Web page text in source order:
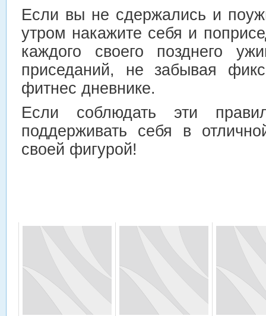
Если вы не сдержались и
утром накажите себя и
каждого своего позднего
приседаний, не забывая
фитнес дневнике.
Если соблюдать эти
поддерживать себя в
своей фигурой!